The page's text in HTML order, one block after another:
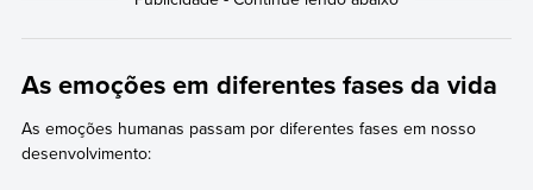
As emoções em diferentes fases da vida
As emoções humanas passam por diferentes fases em nosso
desenvolvimento: